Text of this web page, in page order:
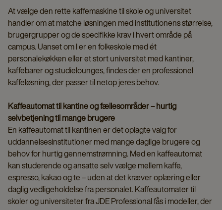
At vælge den rette kaffemaskine til skole og universitet
handler om at matche løsningen med institutionens størrelse,
brugergrupper og de specifikke krav i hvert område på
campus. Uanset om I er en folkeskole med ét
personalekøkken eller et stort universitet med kantiner,
kaffebarer og studielounges, findes der en professionel
kaffeløsning, der passer til netop jeres behov.
Kaffeautomat til kantine og fællesområder – hurtig
selvbetjening til mange brugere
En kaffeautomat til kantinen er det oplagte valg for
uddannelsesinstitutioner med mange daglige brugere og
behov for hurtig gennemstrømning. Med en kaffeautomat
kan studerende og ansatte selv vælge mellem kaffe,
espresso, kakao og te – uden at det kræver oplæring eller
daglig vedligeholdelse fra personalet. Kaffeautomater til
skoler og universiteter fra JDE Professional fås i modeller, der